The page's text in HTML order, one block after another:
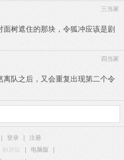
三当家
树遮住的那块，令狐冲应该是剧
四当家
离队之后，又会重复出现第二个令
登录
注册
触屏版 电脑版